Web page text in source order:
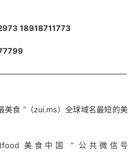
18918711773
美食 “（zui.ms）全球域名最短的美
美食中国 ” 公共微信号